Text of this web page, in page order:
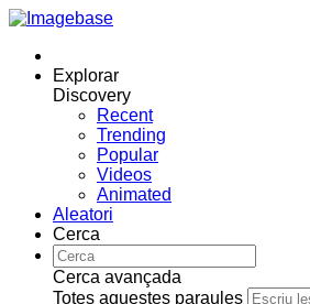
Explorar
Discovery
Recent
Trending
Popular
Videos
Animated
Aleatori
Cerca
Cerca avançada
Totes aquestes paraules